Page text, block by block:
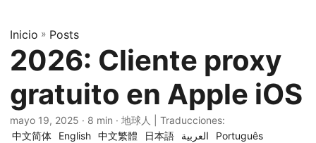
Inicio » Posts
2026: Cliente proxy
gratuito en Apple iOS
mayo 19, 2025 · 8 min · 地球人 | Traducciones:
中文简体
English 中文繁體 日本語 العربية
Português